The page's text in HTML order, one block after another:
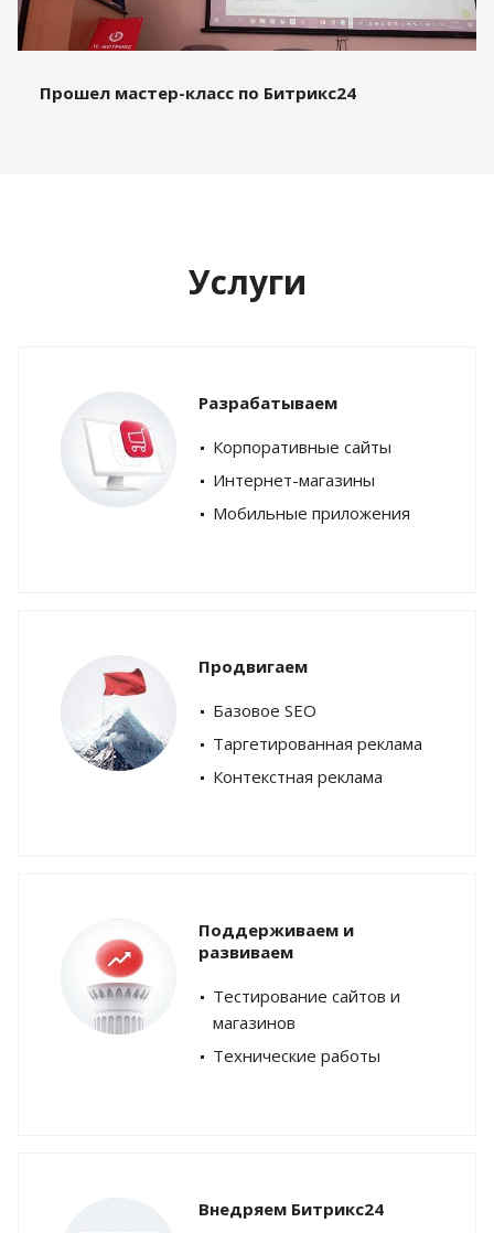
Прошел мастер-класс по Битрикс24
Услуги
Разрабатываем
Корпоративные сайты
Интернет-магазины
Мобильные приложения
Продвигаем
Базовое SEO
Таргетированная реклама
Контекстная реклама
Поддерживаем и
развиваем
Тестирование сайтов и
магазинов
Технические работы
Внедряем Битрикс24